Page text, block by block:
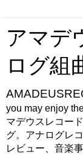
アマデ
ログ組
you may enjoy
マデウスレコー
グ。アナログレ
レビュー、音楽